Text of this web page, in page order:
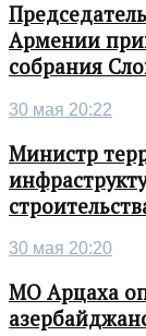
Армении
собрания
30 мая 20:22
Министр
30 мая 20:20
МО Арцаха